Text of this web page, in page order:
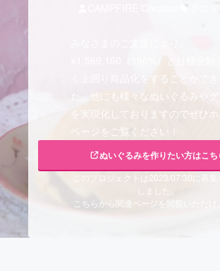
ビジネス・起業
まちづくり・地域活性化
CAMPFIRE for Social Good
プロ
¥1,569,160（196%）と目標金額
く上回り商品化をすることができ
た。他にも様々なぬいぐるみやグ
を実現化しておりますのでぜひホ
ページをご覧ください！
ぬいぐるみを作りたい方はこち
このプロジェクトは2023/07/30に募集
しました。
こちらから関連ページを閲覧いただけ